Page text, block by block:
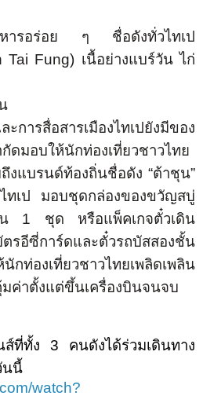
หารอร่อย ๆ ชื่อดังทั่วไทเป
Tai Fung) เนื้อย่างแบร์วัน ไก่
ะการสื่อสารเมืองไทเปยังมีของ
ดมอบให้นักท่องเที่ยวชาวไทย
งแบรนด์ท้องถิ่นชื่อดัง “ต้าชุน”
ไทเป มอบชุดกล่องของขวัญสบู่
น 1 ชุด หรือแพ็คเกจตั๋วเดิน
ตรอีซี่การ์ดและตั๋วรถบัสสองชั้น
กท่องเที่ยวชาวไทยเพลิดเพลิน
ค่าตั้งแต่ขึ้นเครื่องบินจนจบ
ส์ที่ทั้ง 3 คนดังได้ร่วมเดินทาง
นนี้
watch?